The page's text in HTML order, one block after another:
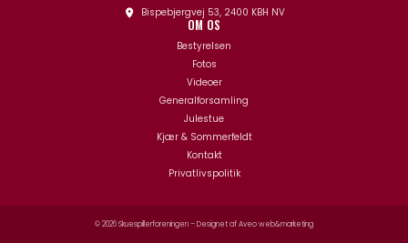
Bispebjergvej 53, 2400 KBH NV
OM OS
Bestyrelsen
Fotos
Videoer
Generalforsamling
Julestue
Kjær & Sommerfeldt
Kontakt
Privatlivspolitik
© 2026 Skuespillerforeningen – Designet afAveo web&marketing